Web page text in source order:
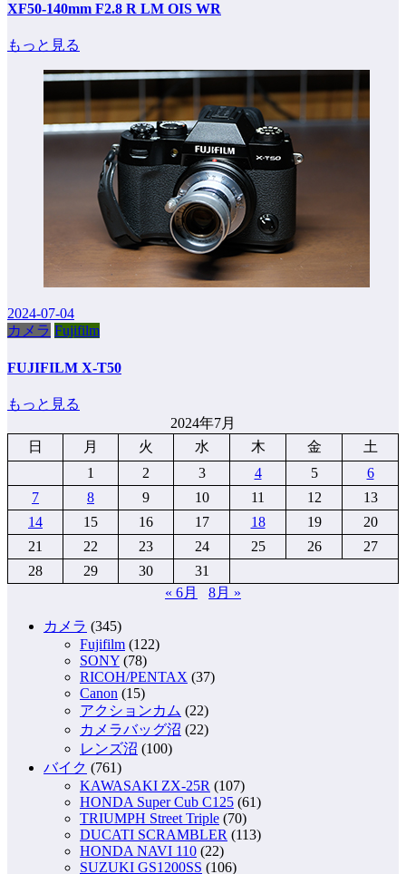
XF50-140mm F2.8 R LM OIS WR
もっと見る
2024-07-04
カメラ Fujifilm
FUJIFILM X-T50
もっと見る
2024年7月
日
月 火 水 木 金
土
1
2 3 4 5
6
7
8 9 10 11 12
13
14
15 16 17 18 19
20
21
22 23 24 25 26
27
28
29 30
31
« 6月
8月 »
カメラ (345)
Fujifilm (122)
SONY (78)
RICOH/PENTAX (37)
Canon (15)
アクションカム (22)
カメラバッグ沼 (22)
レンズ沼 (100)
バイク (761)
KAWASAKI ZX-25R (107)
HONDA Super Cub C125 (61)
TRIUMPH Street Triple (70)
DUCATI SCRAMBLER (113)
HONDA NAVI 110 (22)
SUZUKI GS1200SS (106)